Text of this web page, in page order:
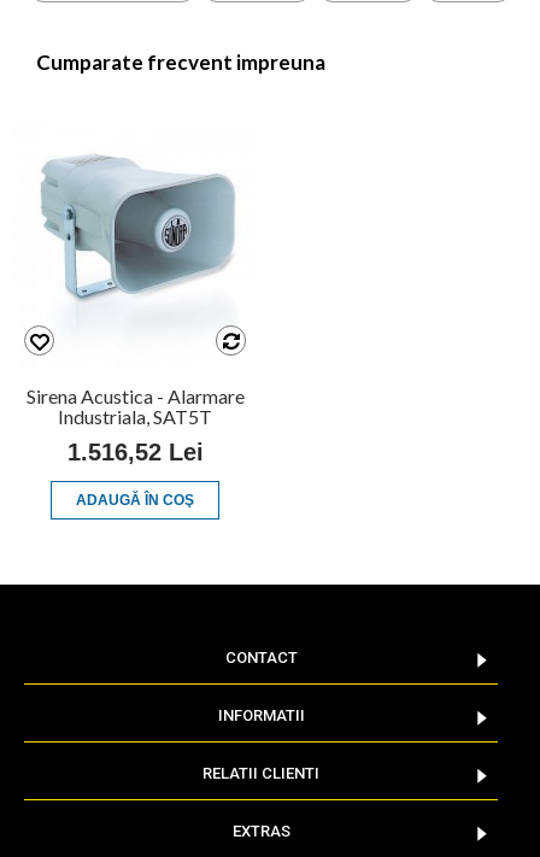
Cumparate frecvent impreuna
Sirena Acustica - Alarmare
Industriala, SAT5T
1.516,52 Lei
ADAUGĂ ÎN COŞ
CONTACT
INFORMATII
RELATII CLIENTI
EXTRAS